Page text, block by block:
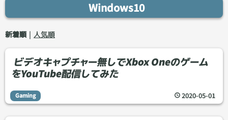
Windows10
新着順 人気順
2020-05-01
ビデオキャプチャー無しでXbox Oneのゲーム
をYouTube配信してみた
Gaming